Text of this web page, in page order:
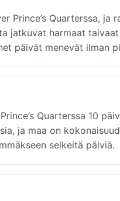
Prince’s Quarterssa, ja
jatkuvat harmaat
päivät menevät ilman
Quarterssa 10
ja maa on
selkeitä päiviä.